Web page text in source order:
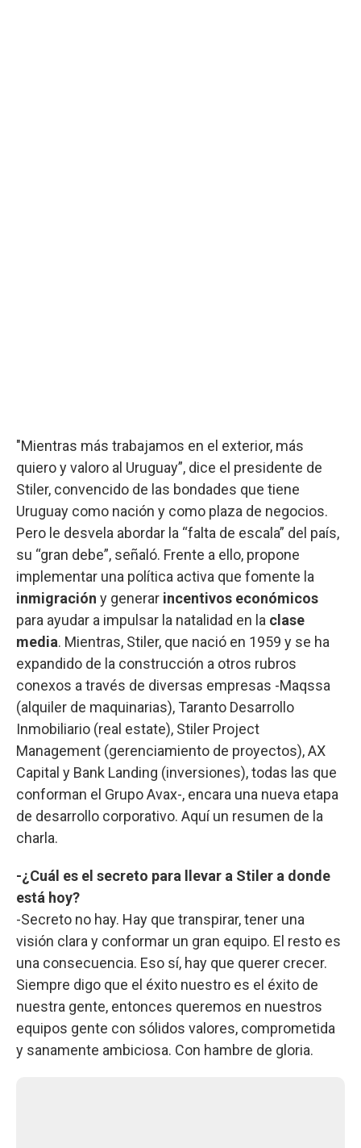
"Mientras más trabajamos en el exterior, más
quiero y valoro al Uruguay”, dice el presidente de
Stiler, convencido de las bondades que tiene
Uruguay como nación y como plaza de negocios.
Pero le desvela abordar la “falta de escala” del país,
su “gran debe”, señaló. Frente a ello, propone
implementar una política activa que fomente la
inmigración y generar incentivos económicos
para ayudar a impulsar la natalidad en la clase
media. Mientras, Stiler, que nació en 1959 y se ha
expandido de la construcción a otros rubros
conexos a través de diversas empresas -Maqssa
(alquiler de maquinarias), Taranto Desarrollo
Inmobiliario (real estate), Stiler Project
Management (gerenciamiento de proyectos), AX
Capital y Bank Landing (inversiones), todas las que
conforman el Grupo Avax-, encara una nueva etapa
de desarrollo corporativo. Aquí un resumen de la
charla.
-¿Cuál es el secreto para llevar a Stiler a donde
está hoy?
-Secreto no hay. Hay que transpirar, tener una
visión clara y conformar un gran equipo. El resto es
una consecuencia. Eso sí, hay que querer crecer.
Siempre digo que el éxito nuestro es el éxito de
nuestra gente, entonces queremos en nuestros
equipos gente con sólidos valores, comprometida
y sanamente ambiciosa. Con hambre de gloria.